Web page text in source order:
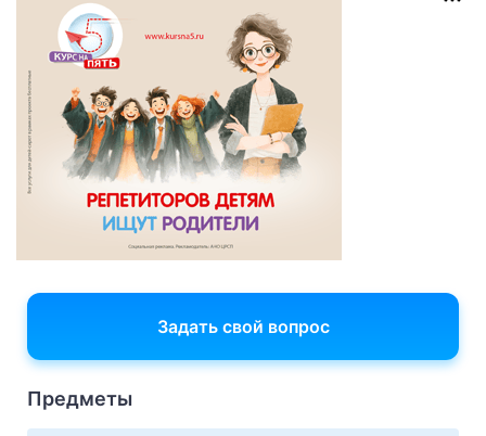
Задать свой вопрос
Предметы